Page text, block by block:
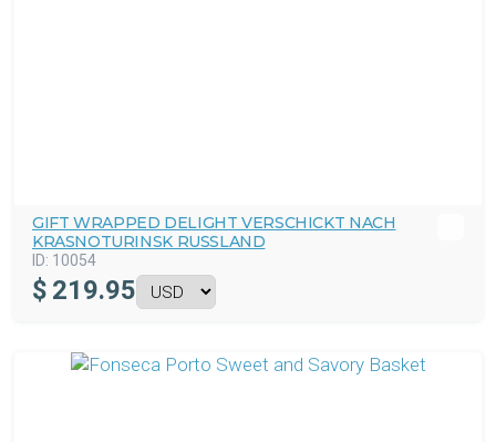
GIFT WRAPPED DELIGHT VERSCHICKT NACH
KRASNOTURINSK RUSSLAND
ID: 10054
$ 219.95